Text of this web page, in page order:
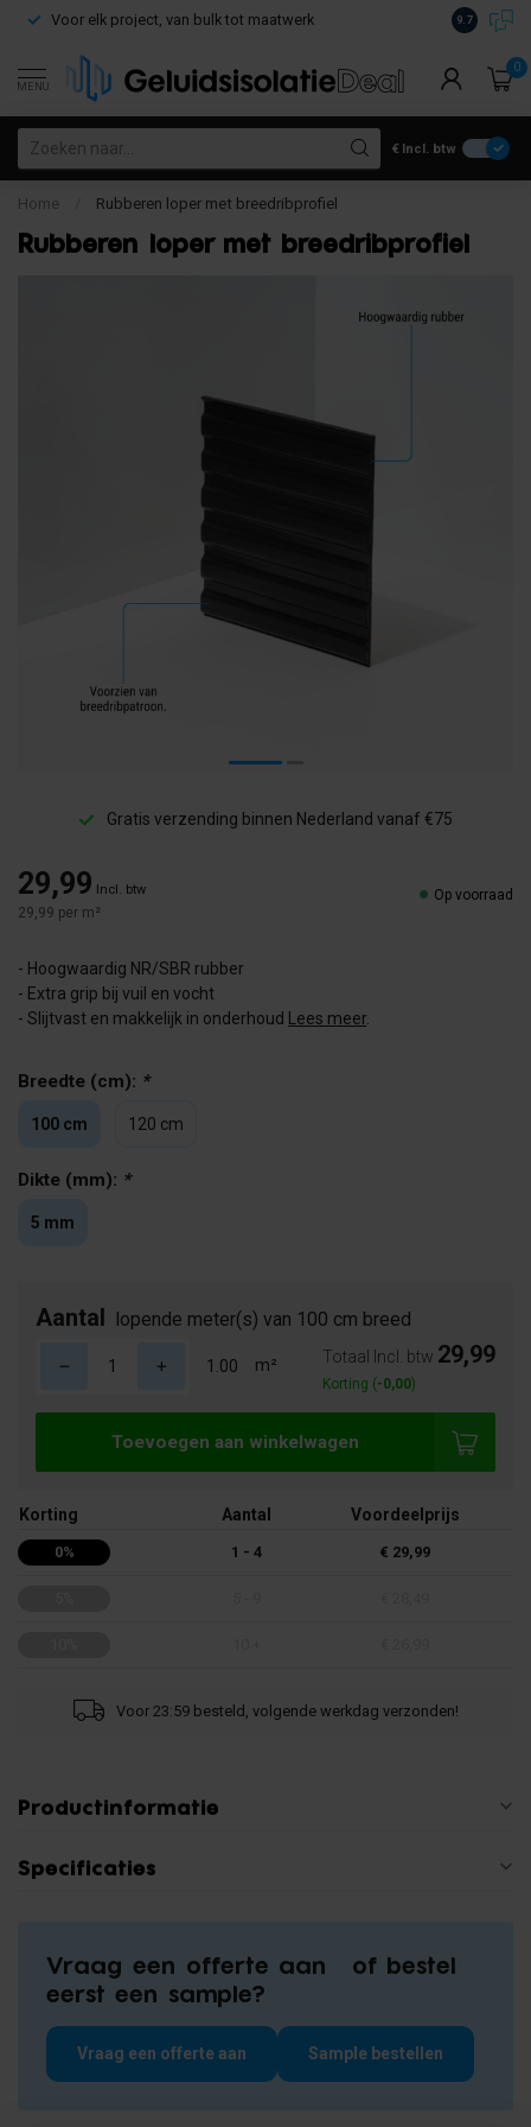
Voor elk project, van bulk tot maatwerk Gratis
9.7
MENU
0
€ Incl. btw
Home Rubberen loper met breedribprofiel
Rubberen loper met breedribprofiel
Gratis verzending binnen Nederland vanaf €75
29,99 Incl. btw
29,99 per m²
Op voorraad
- Hoogwaardig NR/SBR rubber
- Extra grip bij vuil en vocht
- Slijtvast en makkelijk in onderhoud
Lees meer
Breedte (cm): *
100 cm 120 cm
Dikte (mm): *
5 mm
Aantal lopende meter(s) van 100 cm breed
m² Totaal Incl. btw 29,99
Korting (-0,00)
Toevoegen aan winkelwagen
Korting Aantal Voordeelprijs
0% 1 - 4 € 29,99
Voor 23:59 besteld, volgende werkdag verzonden!
Productinformatie
Specificaties
Vraag een offerte aan of bestel
eerst een sample?
Vraag een offerte aan Sample bestellen